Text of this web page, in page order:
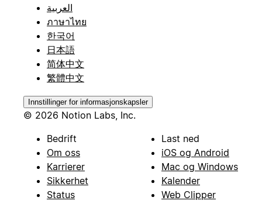
العربية
ภาษาไทย
한국어
日本語
简体中文
繁體中文
Innstillinger for informasjonskapsler
© 2026 Notion Labs, Inc.
Bedrift
Om oss
Karrierer
Sikkerhet
Status
Last ned
iOS og Android
Mac og Windows
Kalender
Web Clipper